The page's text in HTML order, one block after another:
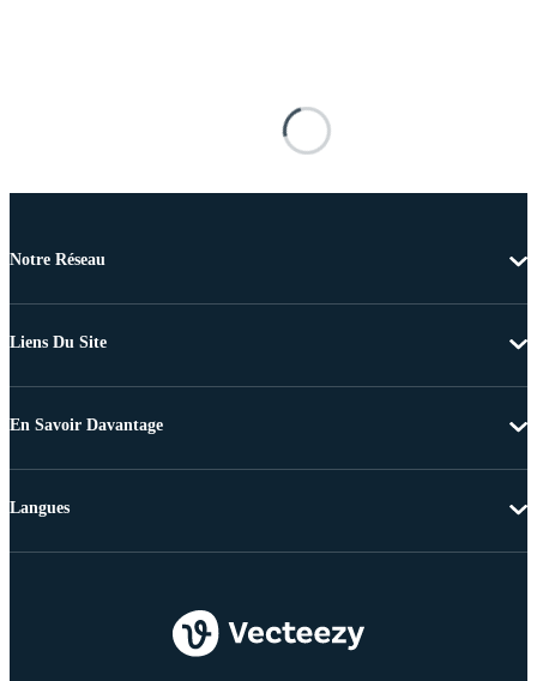
Notre Réseau
Liens Du Site
En Savoir Davantage
Langues